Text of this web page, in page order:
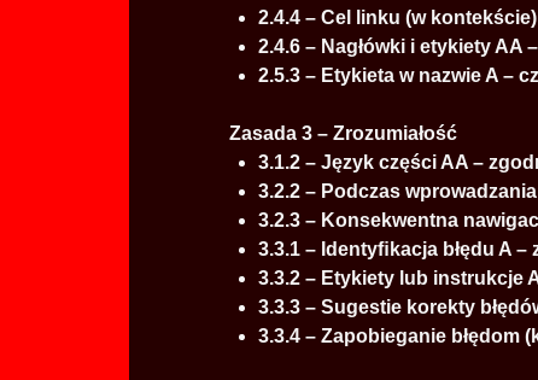
2.4.4 – Cel linku (w
2.4.6 – Nagłówki i etykiety AA
2.5.3 – Etykieta w nazwie A –
Zasada 3 – Zrozumiałość
3.1.2 – Język części AA –
3.2.2 – Podczas
3.2.3 – Konsekwentna
3.3.1 – Identyﬁkacja błędu A –
3.3.2 – Etykiety lub instrukcje
3.3.3 – Sugestie korekty
3.3.4 – Zapobieganie błędom